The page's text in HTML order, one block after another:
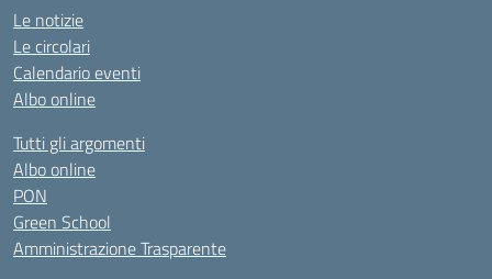
Le notizie
Le circolari
Calendario eventi
Albo online
Tutti gli argomenti
Albo online
PON
Green School
Amministrazione Trasparente